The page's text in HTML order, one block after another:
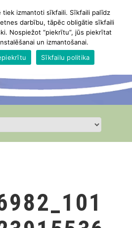
izmantoti sīkfaili. Sīkfaili palīdz
darbību, tāpēc obligātie sīkfaili
Nospiežot “piekrītu”, jūs piekrītat
un izmantošanai.
Sīkfailu politika